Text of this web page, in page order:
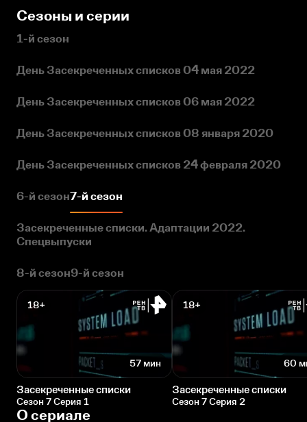
Сезоны и серии
1-й сезон
День Засекреченных списков 04 мая 2022
День Засекреченных списков 06 мая 2022
День Засекреченных списков 08 января 2020
День Засекреченных списков 24 февраля 2020
6-й сезон7-й сезон
Засекреченные списки. Адаптации 2022.
Спецвыпуски
8-й сезон9-й сезон
18+
57 мин
Засекреченные списки
Сезон 7 Серия 1
18+
60
Засекреченные списки
Сезон 7 Серия 2
О сериале